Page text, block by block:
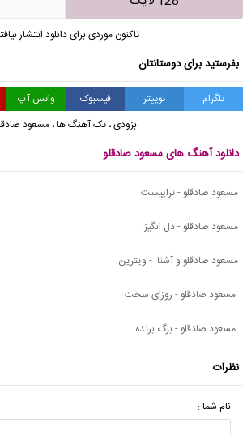
تاکنون موردی برای دانلود انتشار
بفرستید برای دوستانتان
تلگرام توییتر فیسبوک واتس آپ
بزودی، تک آهنگ ها،مسعود
دانلود آهنگ های مسعود صادقلو
مسعود صادقلو - تراپیست
مسعود صادقلو - دل انگیز
مسعود صادقلو و آشنا - ویترین
مسعود صادقلو - روزای سخت
مسعود صادقلو - برگ برنده
نظرات
نام شما :